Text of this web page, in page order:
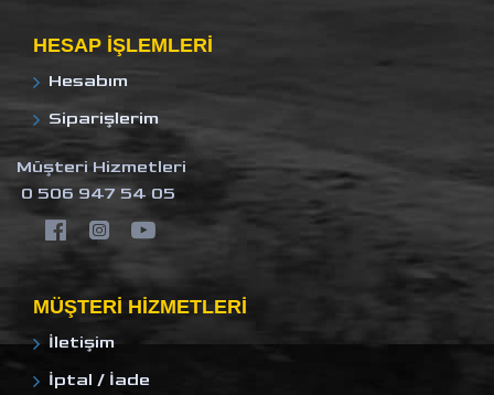
HESAP IŞLEMLERI
Hesabım
Siparişlerim
Müşteri Hizmetleri
0 506 947 54 05
MÜŞTERI HIZMETLERI
İletişim
İptal / İade